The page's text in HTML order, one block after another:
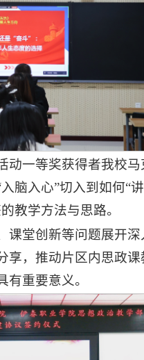
动一等奖获得者我校
脑入心”切入到如何“
教学方法与思路。
课堂创新等问题展开
，推动片区内思政
重要意义。